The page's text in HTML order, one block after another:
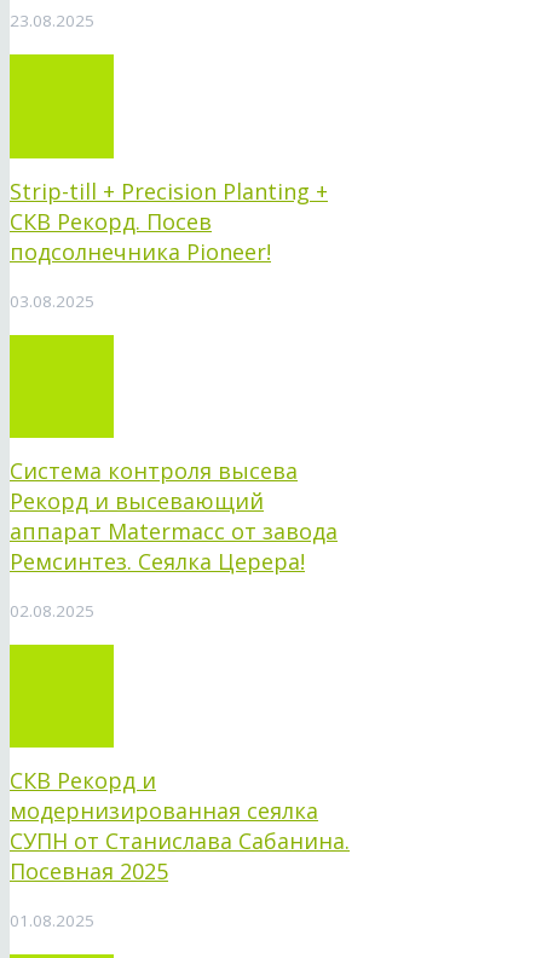
23.08.2025
Strip-till + Precision Planting +
СКВ Рекорд. Посев
подсолнечника Pioneer!
03.08.2025
Система контроля высева
Рекорд и высевающий
аппарат Matermacc от завода
Ремсинтез. Сеялка Церера!
02.08.2025
СКВ Рекорд и
модернизированная сеялка
СУПН от Станислава Сабанина.
Посевная 2025
01.08.2025